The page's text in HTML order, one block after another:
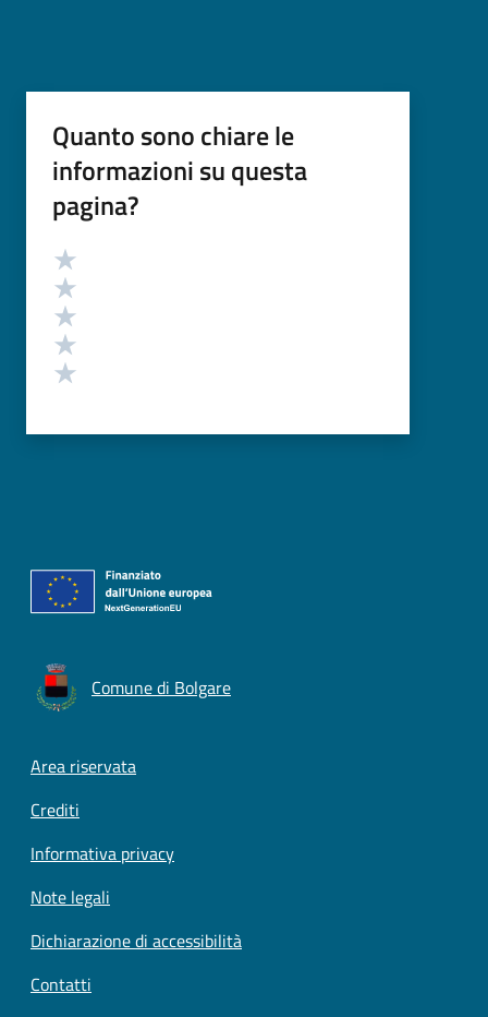
Quanto sono chiare le
informazioni su questa
pagina?
Valutazione
Comune di Bolgare
Footer menu
Area riservata
Crediti
Informativa privacy
Note legali
Dichiarazione di accessibilità
Contatti